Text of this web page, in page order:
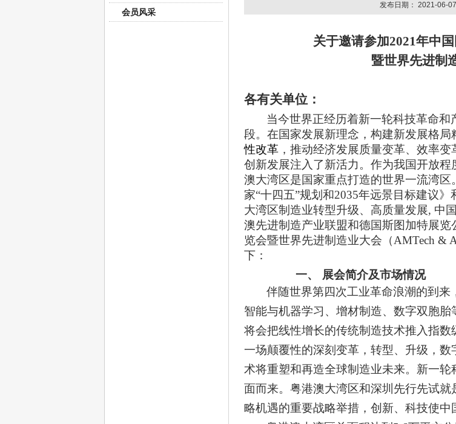
会员风采
发布日期： 2021-06-
关于邀请参加2021年中
暨世界先进制
各有关单位：
当今世界正经历着新一轮科技革命
段。在国家发展新理念，构建新发展格
性改革 ，推动经济发展质量变革、效率
创新发展注入了新活力。作为我国开放
澳大湾区是国家重点打造的世界一流湾
家“十四五”规划和2035年远景目标建议》
大湾区制造业转型升级、高质量发展, 中
澳先进制造产业联盟和德国斯图加特展
览会暨世界先进制造业大会（AMTech &
下：
一、
展会简介及市场情况
伴随世界第四次工业革命浪潮的到
智能与机器学习、增材制造、数字双胞
将会把线性增长的传统制造技术推入指
一场颠覆性的深刻变革，转型、升级，
术将重塑和再造全球制造业未来。新一
面而来。粤港澳大湾区和深圳先行先试
略机遇的重要战略举措，创新、科技使中